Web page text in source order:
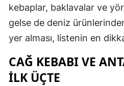
kebaplar, baklavalar ve
gelse de deniz
yer alması, listenin en
CAĞ KEBABI VE
İLK ÜÇTE